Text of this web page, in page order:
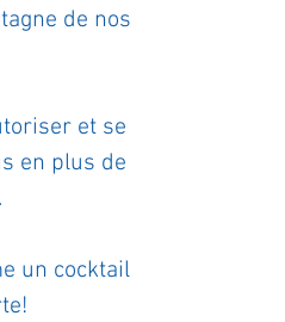
de nos
et se
en plus de
un cocktail